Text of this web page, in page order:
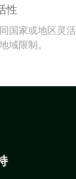
性
国家或地区灵活
域限制。